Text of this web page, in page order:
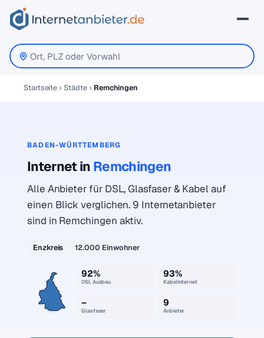
Startseite Städte Remchingen
BADEN-WÜRTTEMBERG
Internet in Remchingen
Alle Anbieter für DSL, Glasfaser & Kabel auf
einen Blick verglichen. 9 Internetanbieter
sind in Remchingen aktiv.
Enzkreis 12.000 Einwohner
92%
DSL Ausbau
93%
Kabelinternet
–
Glasfaser
9
Anbieter